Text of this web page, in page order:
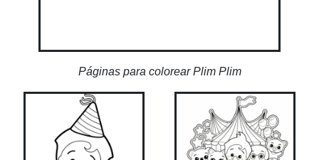
Páginas para colorear Plim Plim